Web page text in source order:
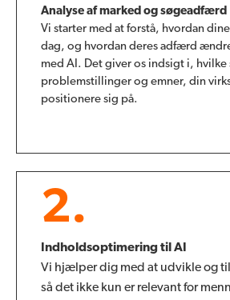
Analyse af marked og søgeadfærd
Vi starter med at forstå, hvordan
dag, og hvordan deres adfærd
med AI. Det giver os indsigt i, hvilke
problemstillinger og emner, din
positionere sig på.
2.
Indholdsoptimering til AI
Vi hjælper dig med at udvikle og
så det ikke kun er relevant for